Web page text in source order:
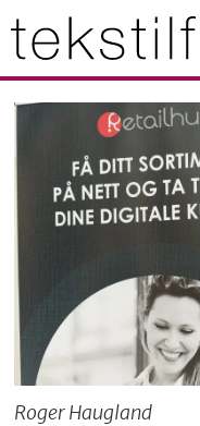
Roger Haugland